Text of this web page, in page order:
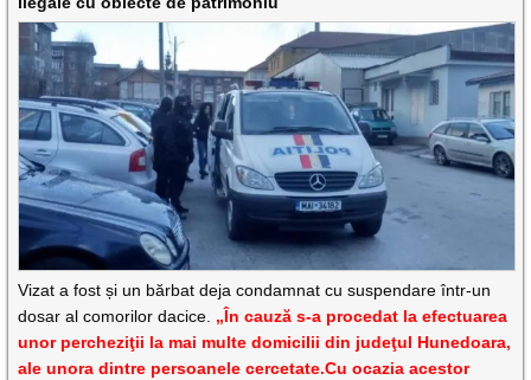
Vizat a fost și un bărbat deja condamnat cu suspendare într-un
dosar al comorilor dacice. „În cauză s-a procedat la efectuarea
unor percheziţii la mai multe domicilii din judeţul Hunedoara,
ale unora dintre persoanele cercetate.Cu ocazia acestor